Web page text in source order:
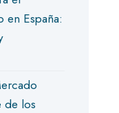
en España:
de los